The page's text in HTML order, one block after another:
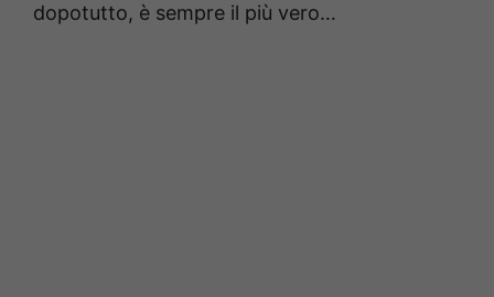
dopotutto, è sempre il più vero…